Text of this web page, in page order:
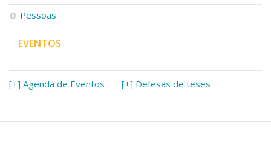
Pessoas
EVENTOS
[+] Agenda de Eventos [+] Defesas de teses